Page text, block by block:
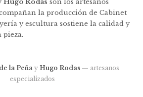
Hugo Rodas son los artesanos
la producción de Cabinet
y escultura sostiene la calidad y
pieza.
la Peña y Hugo Rodas — artesanos
especializados